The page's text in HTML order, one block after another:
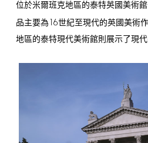
位於米爾班克地區的泰特英國美術
品主要為 16世紀至現代的英國美術
地區的泰特現代美術館則展示了現代